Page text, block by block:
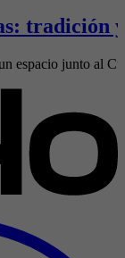
espacio junto al